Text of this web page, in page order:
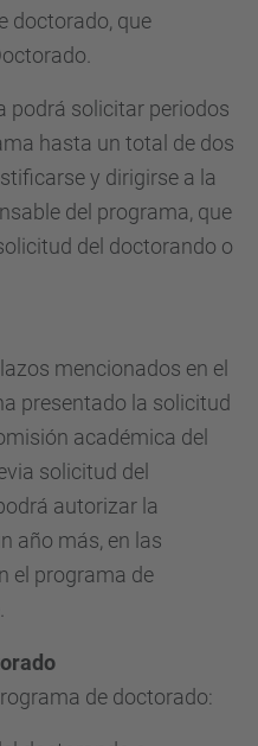
doctorado, que
podrá solicitar periodos
hasta un total de dos
y dirigirse a la
del programa, que
del doctorando o
mencionados en el
presentado la solicitud
académica del
solicitud del
autorizar la
año más, en las
el programa de
de doctorado: